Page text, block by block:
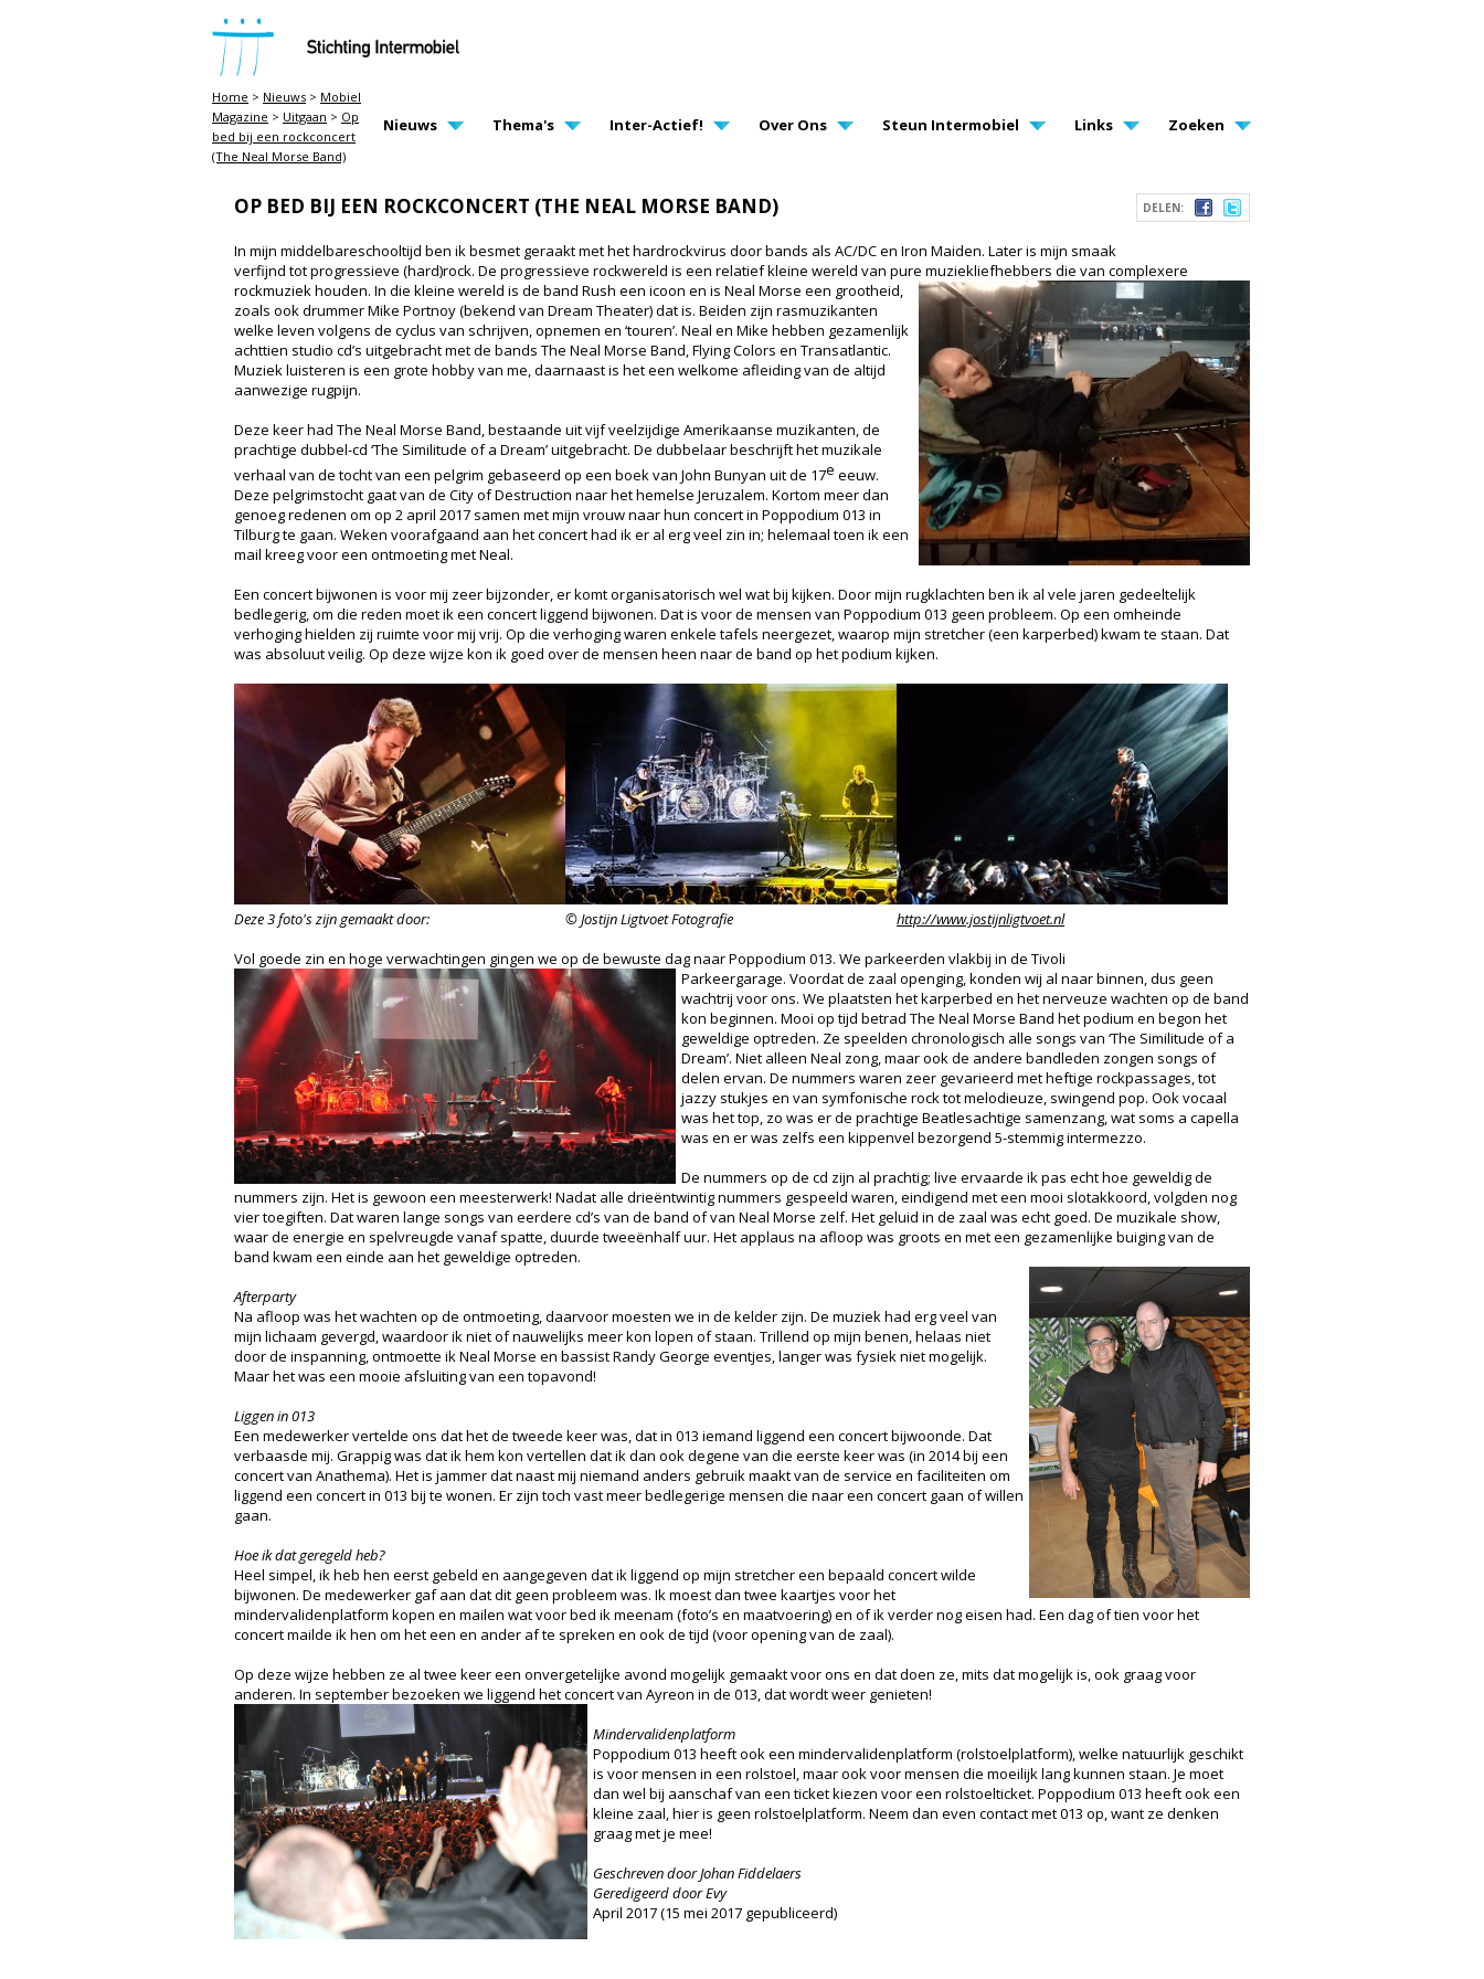
STICHTING INTERMOBIEL
MAIN PAGE NAVIGATION
Nieuws Thema's Inter-Actief! Over Ons Steun Intermobiel Links Zoeken
Home > Nieuws > Mobiel
Magazine > Uitgaan > Op
bed bij een rockconcert
(The Neal Morse Band)
DELEN:
OP BED BIJ EEN ROCKCONCERT (THE NEAL MORSE BAND)
In mijn middelbareschooltijd ben ik besmet geraakt met het hardrockvirus door bands als AC/DC en Iron Maiden. Later is mijn smaak
verfijnd tot progressieve (hard)rock. De progressieve rockwereld is een relatief kleine wereld van pure muziekliefhebbers die van complexere
rockmuziek houden. In die kleine wereld is de band Rush een icoon en is Neal Morse een grootheid,
zoals ook drummer Mike Portnoy (bekend van Dream Theater) dat is. Beiden zijn rasmuzikanten
welke leven volgens de cyclus van schrijven, opnemen en ‘touren’. Neal en Mike hebben gezamenlijk
achttien studio cd’s uitgebracht met de bands The Neal Morse Band, Flying Colors en Transatlantic.
Muziek luisteren is een grote hobby van me, daarnaast is het een welkome afleiding van de altijd
aanwezige rugpijn.
Deze keer had The Neal Morse Band, bestaande uit vijf veelzijdige Amerikaanse muzikanten, de
prachtige dubbel-cd ‘The Similitude of a Dream’ uitgebracht. De dubbelaar beschrijft het muzikale
verhaal van de tocht van een pelgrim gebaseerd op een boek van John Bunyan uit de 17e eeuw.
Deze pelgrimstocht gaat van de City of Destruction naar het hemelse Jeruzalem. Kortom meer dan
genoeg redenen om op 2 april 2017 samen met mijn vrouw naar hun concert in Poppodium 013 in
Tilburg te gaan. Weken voorafgaand aan het concert had ik er al erg veel zin in; helemaal toen ik een
mail kreeg voor een ontmoeting met Neal.
Een concert bijwonen is voor mij zeer bijzonder, er komt organisatorisch wel wat bij kijken. Door mijn rugklachten ben ik al vele jaren gedeeltelijk
bedlegerig, om die reden moet ik een concert liggend bijwonen. Dat is voor de mensen van Poppodium 013 geen probleem. Op een omheinde
verhoging hielden zij ruimte voor mij vrij. Op die verhoging waren enkele tafels neergezet, waarop mijn stretcher (een karperbed) kwam te staan. Dat
was absoluut veilig. Op deze wijze kon ik goed over de mensen heen naar de band op het podium kijken.
Deze 3 foto's zijn gemaakt door: ©Jostijn Ligtvoet Fotografie
http://www.jostijnligtvoet.nl
Vol goede zin en hoge verwachtingen gingen we op de bewuste dag naar Poppodium 013. We parkeerden vlakbij in de Tivoli
Parkeergarage. Voordat de zaal openging, konden wij al naar binnen, dus geen
wachtrij voor ons. We plaatsten het karperbed en het nerveuze wachten op de band
kon beginnen. Mooi op tijd betrad The Neal Morse Band het podium en begon het
geweldige optreden. Ze speelden chronologisch alle songs van ‘The Similitude of a
Dream’. Niet alleen Neal zong, maar ook de andere bandleden zongen songs of
delen ervan. De nummers waren zeer gevarieerd met heftige rockpassages, tot
jazzy stukjes en van symfonische rock tot melodieuze, swingend pop. Ook vocaal
was het top, zo was er de prachtige Beatlesachtige samenzang, wat soms a capella
was en er was zelfs een kippenvel bezorgend 5-stemmig intermezzo.
De nummers op de cd zijn al prachtig; live ervaarde ik pas echt hoe geweldig de
nummers zijn. Het is gewoon een meesterwerk! Nadat alle drieëntwintig nummers gespeeld waren, eindigend met een mooi slotakkoord, volgden nog
vier toegiften. Dat waren lange songs van eerdere cd’s van de band of van Neal Morse zelf. Het geluid in de zaal was echt goed. De muzikale show,
waar de energie en spelvreugde vanaf spatte, duurde tweeënhalf uur. Het applaus na afloop was groots en met een gezamenlijke buiging van de
band kwam een einde aan het geweldige optreden.
Afterparty
Na afloop was het wachten op de ontmoeting, daarvoor moesten we in de kelder zijn. De muziek had erg veel van
mijn lichaam gevergd, waardoor ik niet of nauwelijks meer kon lopen of staan. Trillend op mijn benen, helaas niet
door de inspanning, ontmoette ik Neal Morse en bassist Randy George eventjes, langer was fysiek niet mogelijk.
Maar het was een mooie afsluiting van een topavond!
Liggen in 013
Een medewerker vertelde ons dat het de tweede keer was, dat in 013 iemand liggend een concert bijwoonde. Dat
verbaasde mij. Grappig was dat ik hem kon vertellen dat ik dan ook degene van die eerste keer was (in 2014 bij een
concert van Anathema). Het is jammer dat naast mij niemand anders gebruik maakt van de service en faciliteiten om
liggend een concert in 013 bij te wonen. Er zijn toch vast meer bedlegerige mensen die naar een concert gaan of willen
gaan.
Hoe ik dat geregeld heb?
Heel simpel, ik heb hen eerst gebeld en aangegeven dat ik liggend op mijn stretcher een bepaald concert wilde
bijwonen. De medewerker gaf aan dat dit geen probleem was. Ik moest dan twee kaartjes voor het
mindervalidenplatform kopen en mailen wat voor bed ik meenam (foto’s en maatvoering) en of ik verder nog eisen had. Een dag of tien voor het
concert mailde ik hen om het een en ander af te spreken en ook de tijd (voor opening van de zaal).
Op deze wijze hebben ze al twee keer een onvergetelijke avond mogelijk gemaakt voor ons en dat doen ze, mits dat mogelijk is, ook graag voor
anderen. In september bezoeken we liggend het concert van Ayreon in de 013, dat wordt weer genieten!
Mindervalidenplatform
Poppodium 013 heeft ook een mindervalidenplatform (rolstoelplatform), welke natuurlijk geschikt
is voor mensen in een rolstoel, maar ook voor mensen die moeilijk lang kunnen staan. Je moet
dan wel bij aanschaf van een ticket kiezen voor een rolstoelticket. Poppodium 013 heeft ook een
kleine zaal, hier is geen rolstoelplatform. Neem dan even contact met 013 op, want ze denken
graag met je mee!
Geschreven door Johan Fiddelaers
Geredigeerd door Evy
April 2017 (15 mei 2017 gepubliceerd)